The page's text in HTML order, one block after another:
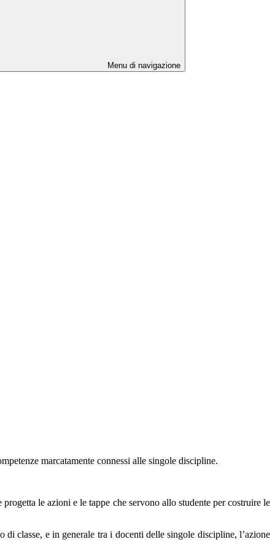
Menu di navigazione
marcatamente connessi alle singole discipline.
le azioni e le tappe che servono allo studente per costruire le
di classe, e in generale tra i docenti delle singole discipline, l’azione